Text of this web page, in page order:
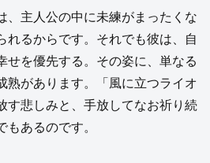
、主人公の中に未練がまったくな
れるからです。それでも彼は、自
せを優先する。その姿に、単なる
熟があります。「風に立つライオ
す悲しみと、手放してなお祈り続
もあるのです。